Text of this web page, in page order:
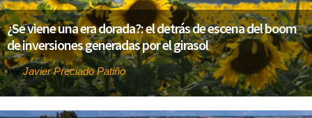
¿Se viene una era dorada?: el detrás de escena del boom
de inversiones generadas por el girasol
PorJavier Preciado Patiño